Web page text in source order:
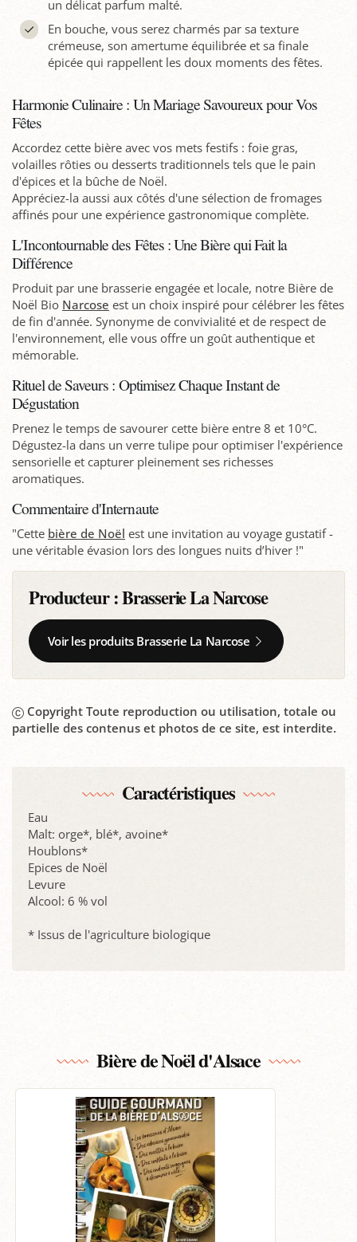
un délicat parfum malté.
En bouche, vous serez charmés par sa texture
crémeuse, son amertume équilibrée et sa finale
épicée qui rappellent les doux moments des fêtes.
Harmonie Culinaire : Un Mariage Savoureux pour Vos
Fêtes
Accordez cette bière avec vos mets festifs : foie gras,
volailles rôties ou desserts traditionnels tels que le pain
d'épices et la bûche de Noël.
Appréciez-la aussi aux côtés d'une sélection de fromages
affinés pour une expérience gastronomique complète.
L'Incontournable des Fêtes : Une Bière qui Fait la
Différence
Produit par une brasserie engagée et locale, notre Bière de
Noël Bio Narcose est un choix inspiré pour célébrer les fêtes
de fin d'année. Synonyme de convivialité et de respect de
l'environnement, elle vous offre un goût authentique et
mémorable.
Rituel de Saveurs : Optimisez Chaque Instant de
Dégustation
Prenez le temps de savourer cette bière entre 8 et 10°C.
Dégustez-la dans un verre tulipe pour optimiser l'expérience
sensorielle et capturer pleinement ses richesses
aromatiques.
Commentaire d'Internaute
"Cette bière de Noël est une invitation au voyage gustatif -
une véritable évasion lors des longues nuits d’hiver !"
Producteur :Brasserie La Narcose
Voir les produits Brasserie La Narcose
Copyright Toute reproduction ou utilisation, totale ou
partielle des contenus et photos de ce site, est interdite.
Caractéristiques
Eau
Malt: orge*, blé*, avoine*
Houblons*
Epices de Noël
Levure
Alcool: 6 % vol
* Issus de l'agriculture biologique
Bière de Noël d'Alsace